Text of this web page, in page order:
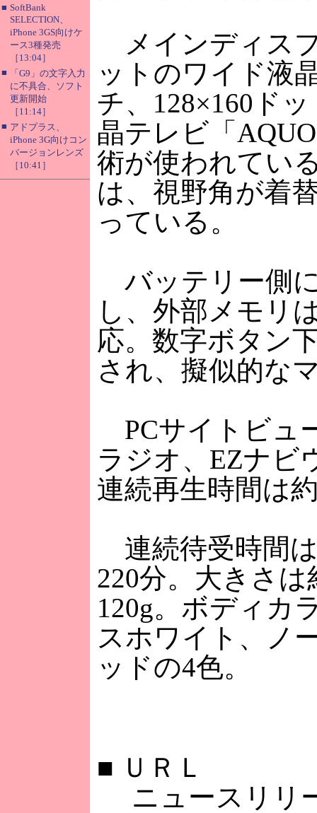
■ SoftBank
SELECTION、
iPhone 3GS向けケ
ース3種発売
［13:04］
■
「G9」の文字入力
に不具合、ソフト
更新開始
［11:14］
■ アドプラス、
iPhone 3G向けコン
バージョンレンズ
［10:41］
メインディス
ットのワイド液
チ、128×160ド
晶テレビ「
術が使われてい
は、視野角が着
っている。
バッテリー側
し、外部メモリ
応。数字ボタン
され、擬似的な
PCサイトビュ
ラジオ、EZナビ
連続再生時間は
連続待受時間
220分。大きさは
120g。ボディカ
スホワイト、ノ
ッドの4色。
■ ＵＲＬ
ニュースリリ